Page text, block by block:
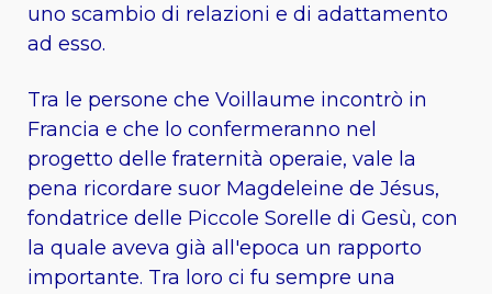
uno scambio di relazioni e di adattamento
ad esso.
Tra le persone che Voillaume incontrò in
Francia e che lo confermeranno nel
progetto delle fraternità operaie, vale la
pena ricordare suor Magdeleine de Jésus,
fondatrice delle Piccole Sorelle di Gesù, con
la quale aveva già all'epoca un rapporto
importante. Tra loro ci fu sempre una